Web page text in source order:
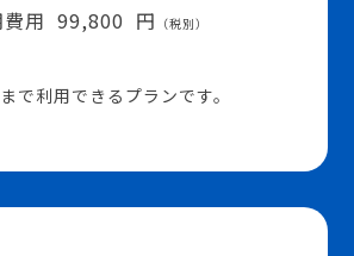
費用 99,800 円 （税別）
で利用できるプランです。